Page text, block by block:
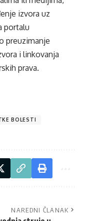
izvora uz
portalu
preuzimanje
i linkovanja
prava.
BOLESTI
NAREDNI ČLANAK